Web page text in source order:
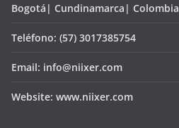
Bogotá| Cundinamarca| Colombia
Teléfono: (57) 3017385754
Email: info@niixer.com
Website: www.niixer.com